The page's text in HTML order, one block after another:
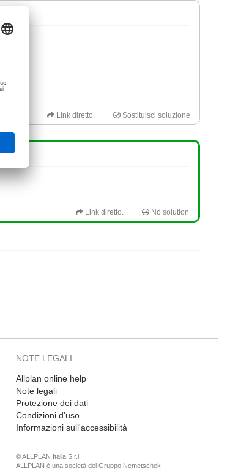
Link diretto. Sostituisci soluzione
Link diretto. No solution
NOTE LEGALI
Allplan online help
Note legali
Protezione dei dati
Condizioni d'uso
Informazioni sull'accessibilità
© ALLPLAN Italia S.r.l.
ALLPLAN è una società del Gruppo Nemetschek